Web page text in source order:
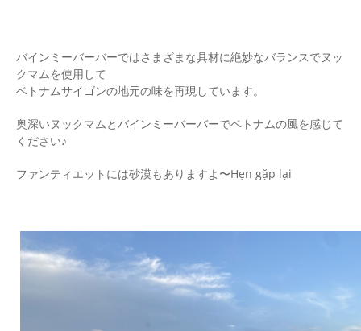
バインミーバーバーではさまざまな具材に絶妙なバランスでヌッ
クマムを使用して
ベトナムサイゴンの地元の味を再現しています。
奥深いヌックマムとバインミーバーバーでベトナムの風を感じて
ください♪
ファンティエットには砂漠もありますよ〜Hẹn gặp lại